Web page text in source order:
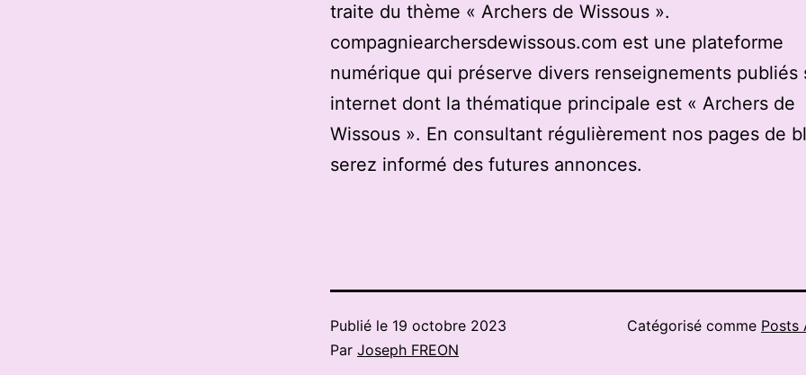
traite du thème « Archers de Wissous ».
compagniearchersdewissous.com est une plateforme
numérique qui préserve divers renseignements publiés
internet dont la thématique principale est « Archers de
Wissous ». En consultant régulièrement nos pages de
serez informé des futures annonces.
Publié le 19 octobre 2023
Par Joseph FREON
Catégorisé comme Posts